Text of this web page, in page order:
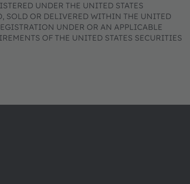
UNDER THE UNITED STATES
SOLD OR DELIVERED WITHIN THE UNITED
UNDER OR AN APPLICABLE
OF THE UNITED STATES SECURITIES